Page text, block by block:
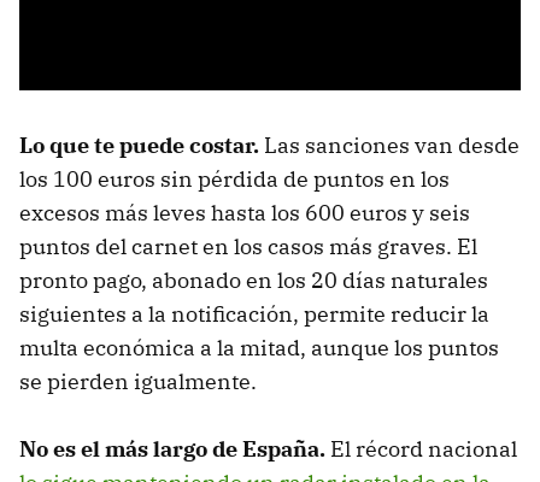
Lo que te puede costar. Las sanciones van desde
los 100 euros sin pérdida de puntos en los
excesos más leves hasta los 600 euros y seis
puntos del carnet en los casos más graves. El
pronto pago, abonado en los 20 días naturales
siguientes a la notificación, permite reducir la
multa económica a la mitad, aunque los puntos
se pierden igualmente.
No es el más largo de España. El récord nacional